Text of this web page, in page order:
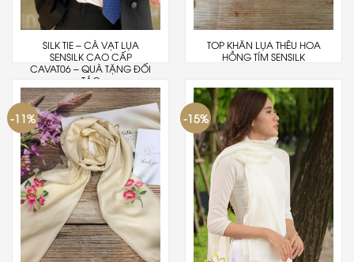
SILK TIE – CÀ VẠT LỤA
SENSILK CAO CẤP
CAVAT06 – QUÀ TẶNG ĐỐI
TÁC
TOP KHĂN LỤA THÊU HOA
HỒNG TÍM SENSILK
-11% -15%